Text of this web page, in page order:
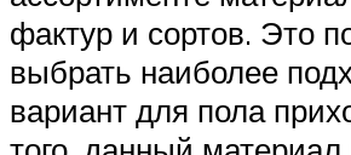
фактур и сортов. Это
выбрать наиболее
вариант для пола